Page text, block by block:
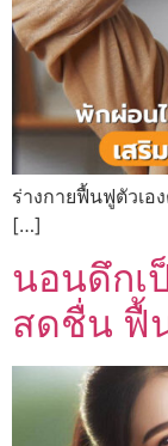
ร่างกายฟื้นฟูตัวเ
[…]
นอนดึกเ
สดชื่น ฟื้